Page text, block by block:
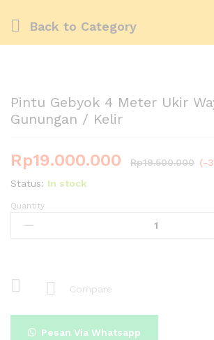
Back to Category
Pintu Gebyok 4 Meter Ukir
Gunungan / Kelir
Rp19.000.000 Rp19.500.000 (-
Status: In stock
Pintu
Gebyok
/
Kelir
Quantity
Compare
Pesan Via Whatsapp